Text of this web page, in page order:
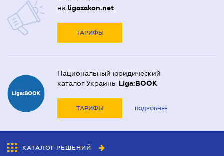
на ligazakon.net
ТАРИФЫ
Национальный юридический
каталог Украины Liga:BOOK
ТАРИФЫ ПОДРОБНЕЕ
КАТАЛОГ РЕШЕНИЙ